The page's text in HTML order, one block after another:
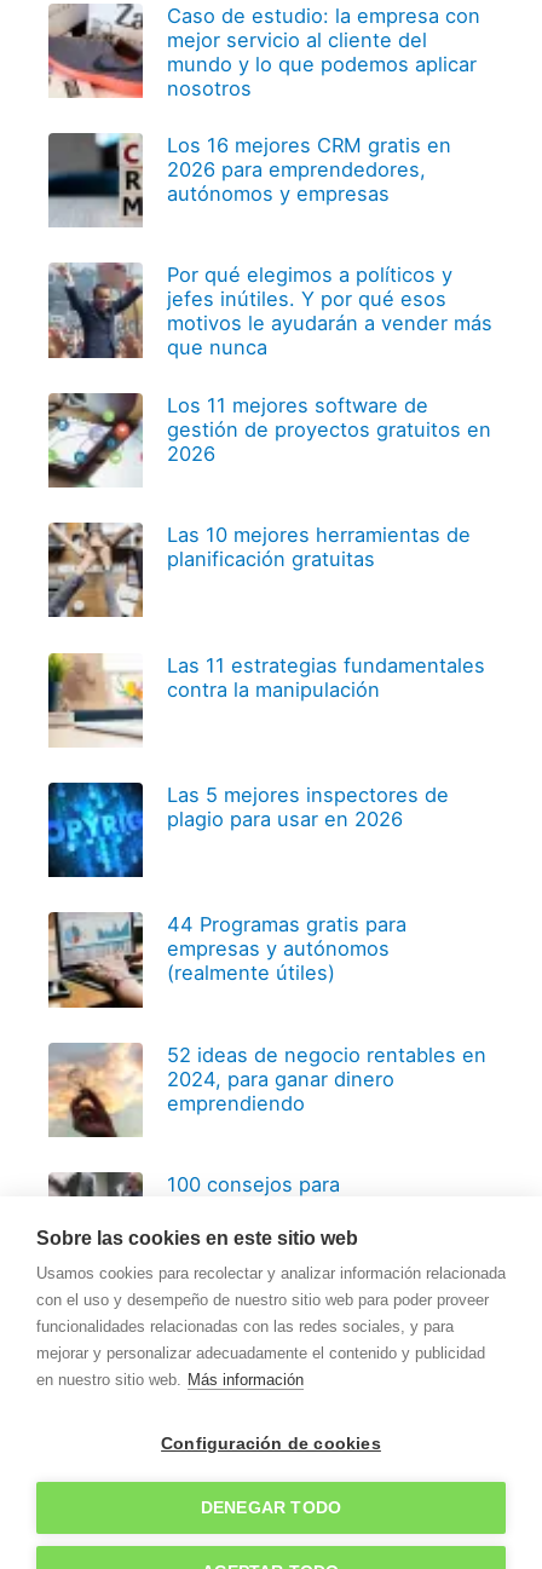
Caso de estudio: la empresa con
mejor servicio al cliente del
mundo y lo que podemos aplicar
nosotros
Los 16 mejores CRM gratis en
2026 para emprendedores,
autónomos y empresas
Por qué elegimos a políticos y
jefes inútiles. Y por qué esos
motivos le ayudarán a vender más
que nunca
Los 11 mejores software de
gestión de proyectos gratuitos en
2026
Las 10 mejores herramientas de
planificación gratuitas
Las 11 estrategias fundamentales
contra la manipulación
Las 5 mejores inspectores de
plagio para usar en 2026
44 Programas gratis para
empresas y autónomos
(realmente útiles)
52 ideas de negocio rentables en
2024, para ganar dinero
emprendiendo
100 consejos para
años de experiencia
Política de privacidad
Política de cookies
Aviso legal y condiciones generales de uso del
Sobre las cookies en este sitio web
Usamos cookies para recolectar y analizar información relacionada
con el uso y desempeño de nuestro sitio web para poder proveer
funcionalidades relacionadas con las redes sociales, y para
mejorar y personalizar adecuadamente el contenido y publicidad
en nuestro sitio web. Más información
Configuración de cookies
DENEGAR TODO